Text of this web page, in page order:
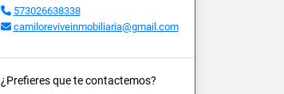
573026638338
camiloreviveinmobiliaria@gmail.com
¿Prefieres que te contactemos?